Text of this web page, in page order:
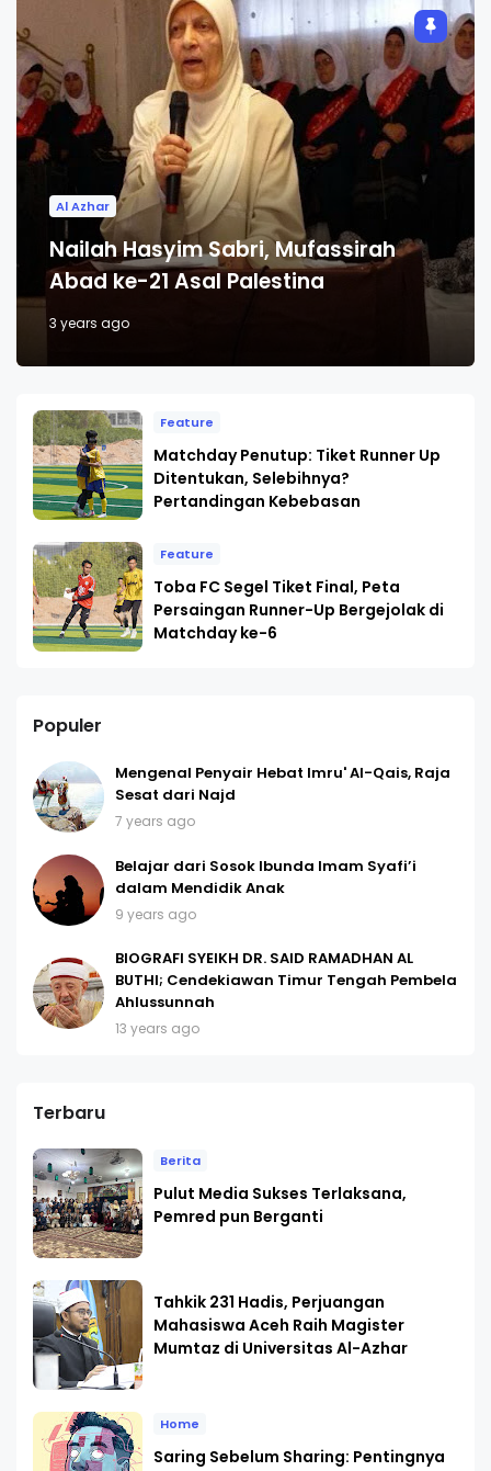
Al Azhar
Nailah Hasyim Sabri, Mufassirah
Abad ke-21 Asal Palestina
3 years ago
Feature
Matchday Penutup: Tiket Runner Up
Ditentukan, Selebihnya?
Pertandingan Kebebasan
Feature
Toba FC Segel Tiket Final, Peta
Persaingan Runner-Up Bergejolak di
Matchday ke-6
Populer
Mengenal Penyair Hebat Imru' Al-Qais, Raja
Sesat dari Najd
7 years ago
Belajar dari Sosok Ibunda Imam Syafi’i
dalam Mendidik Anak
9 years ago
BIOGRAFI SYEIKH DR. SAID RAMADHAN AL
BUTHI; Cendekiawan Timur Tengah Pembela
Ahlussunnah
13 years ago
Terbaru
Berita
Pulut Media Sukses Terlaksana,
Pemred pun Berganti
Tahkik 231 Hadis, Perjuangan
Mahasiswa Aceh Raih Magister
Mumtaz di Universitas Al-Azhar
Home
Saring Sebelum Sharing: Pentingnya